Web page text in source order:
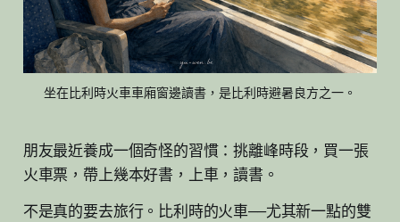
坐在比利時火車車廂窗邊讀書，是比利時避暑良方之一。
朋友最近養成一個奇怪的習慣：挑離峰時段，買一張
火車票，帶上幾本好書，上車，讀書。
不是真的要去旅行。比利時的火車——尤其新一點的雙